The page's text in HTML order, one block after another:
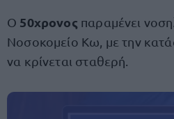
Ο 50χρονος παραμένει
Νοσοκομείο Κω, με την
να κρίνεται σταθερή.